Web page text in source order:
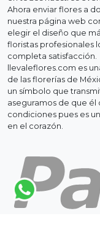
Ahora enviar flores a
nuestra página web
elegir el diseño que
floristas profesionales
completa satisfacción.
llevaleflores.com es
de las florerías de
un símbolo que
aseguramos de que
condiciones pues es
en el corazón.